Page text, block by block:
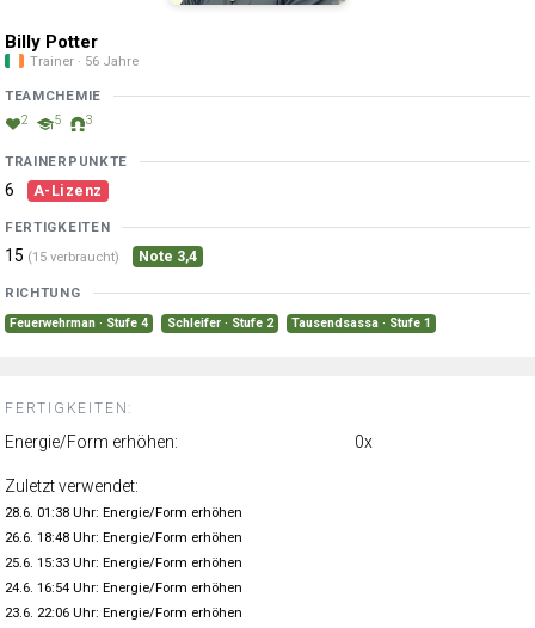
Billy Potter
Trainer · 56 Jahre
TEAMCHEMIE
2 5 3
TRAINERPUNKTE
6 A-Lizenz
FERTIGKEITEN
15 (15 verbraucht) Note 3,4
RICHTUNG
Feuerwehrman · Stufe 4 Schleifer · Stufe 2 Tausendsassa · Stufe 1
FERTIGKEITEN:
Energie/Form erhöhen: 0x
Zuletzt verwendet:
28.6. 01:38 Uhr: Energie/Form erhöhen
26.6. 18:48 Uhr: Energie/Form erhöhen
25.6. 15:33 Uhr: Energie/Form erhöhen
24.6. 16:54 Uhr: Energie/Form erhöhen
23.6. 22:06 Uhr: Energie/Form erhöhen